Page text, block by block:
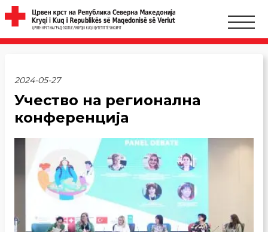
2024-05-27
Учество на регионална
конференција